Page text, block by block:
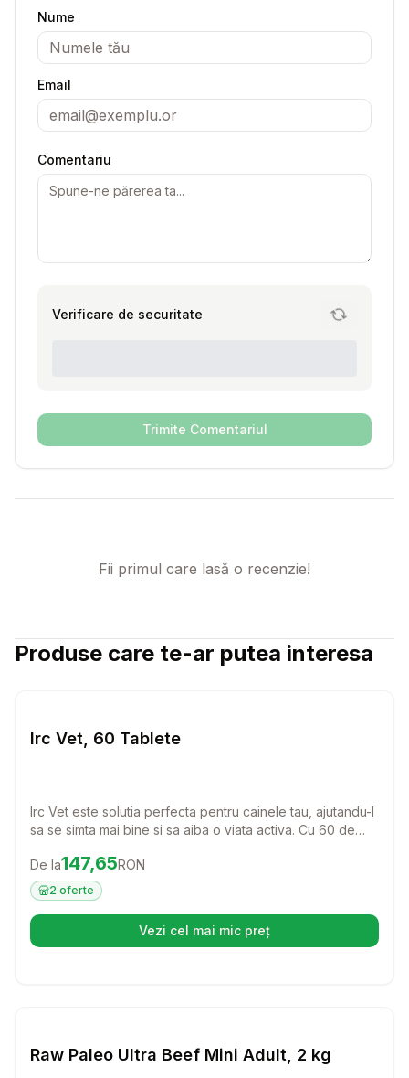
Nume
Email
Comentariu
Verificare de securitate
Trimite Comentariul
Fii primul care lasă o recenzie!
Produse care te-ar putea interesa
Irc Vet, 60 Tablete
Irc Vet este solutia perfecta pentru cainele tau, ajutandu-l
sa se simta mai bine si sa aiba o viata activa. Cu 60 de
pentru a oferi suport si confort patrupedului tau.
Preț:147.65 RON
De la147,65RON
2 oferte
Vezi cel mai mic preț(se deschide într-o filă nouă)
Raw Paleo Ultra Beef Mini Adult, 2 kg